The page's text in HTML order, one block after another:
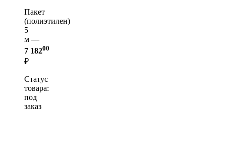
Пакет
(полиэтилен)
5
м —
7 18200
₽
Статус
товара:
под
заказ